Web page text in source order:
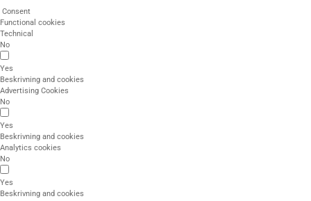
Consent
Functional cookies
Technical
No
Yes
Beskrivning and cookies
Advertising Cookies
No
Yes
Beskrivning and cookies
Analytics cookies
No
Yes
Beskrivning and cookies